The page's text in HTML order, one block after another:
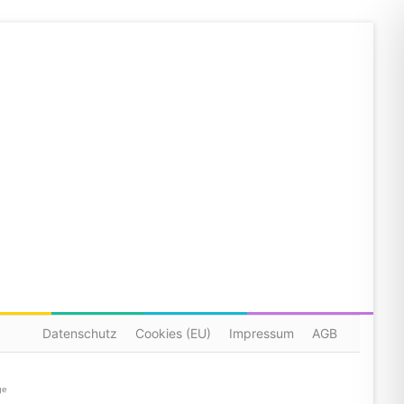
Datenschutz Cookies (EU) Impressum AGB